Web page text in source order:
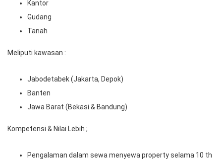
Kantor
Gudang
Tanah
Meliputi kawasan :
Jabodetabek (Jakarta, Depok)
Banten
Jawa Barat (Bekasi & Bandung)
Kompetensi & Nilai Lebih ;
Pengalaman dalam sewa menyewa property selama 10 th